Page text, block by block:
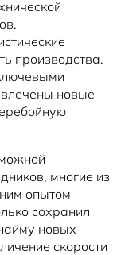
производства.
новые
многие из
опытом
сохранил
новых
скорости